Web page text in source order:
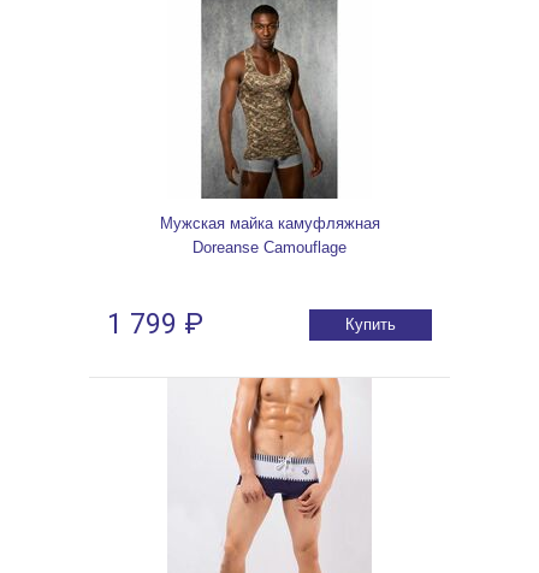
Мужская майка камуфляжная
Doreanse Camouflage
1 799 ₽ Купить